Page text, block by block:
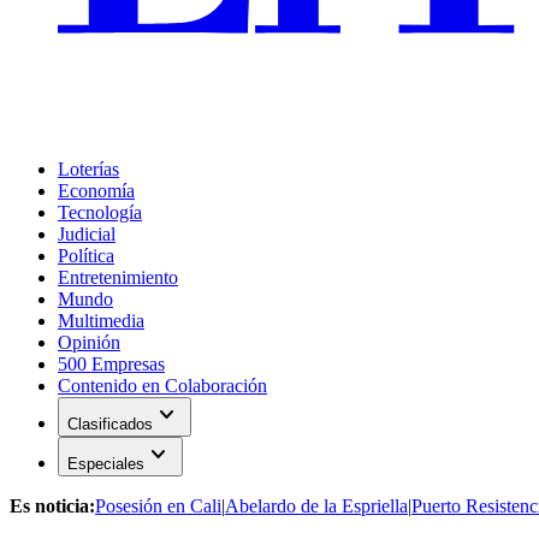
Loterías
Economía
Tecnología
Judicial
Política
Entretenimiento
Mundo
Multimedia
Opinión
500 Empresas
Contenido en Colaboración
Clasificados expand_more
Especiales expand_more
Es noticia:Posesión en Cali|Abelardo de la Espriella|Puerto